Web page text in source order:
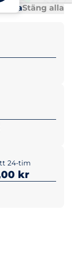
allaStäng alla
24-tim
kr